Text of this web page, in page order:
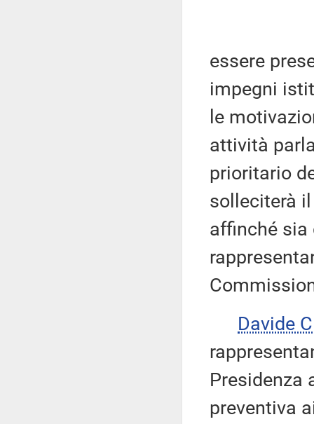
essere
impegni
le
attività
prioritario
solleciterà
affinché sia
Davide
Presidenza
preventiva